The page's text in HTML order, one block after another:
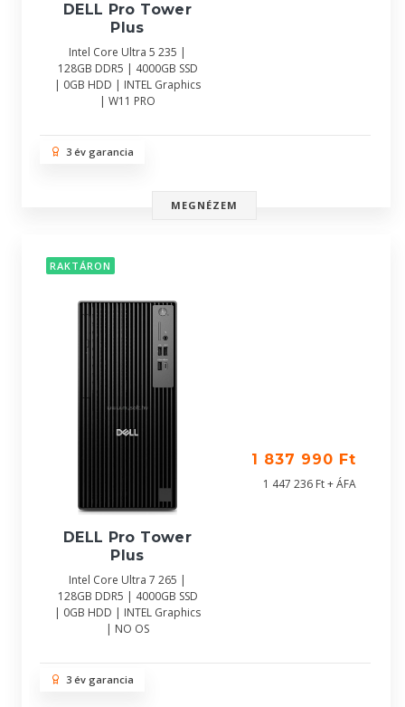
DELL Pro Tower
Plus
Intel Core Ultra 5 235 |
128GB DDR5 | 4000GB SSD
| 0GB HDD | INTEL Graphics
| W11 PRO
3 év garancia
MEGNÉZEM
RAKTÁRON
DELL Pro Tower
Plus
Intel Core Ultra 7 265 |
128GB DDR5 | 4000GB SSD
| 0GB HDD | INTEL Graphics
| NO OS
1 837 990 Ft
1 447 236 Ft + ÁFA
3 év garancia